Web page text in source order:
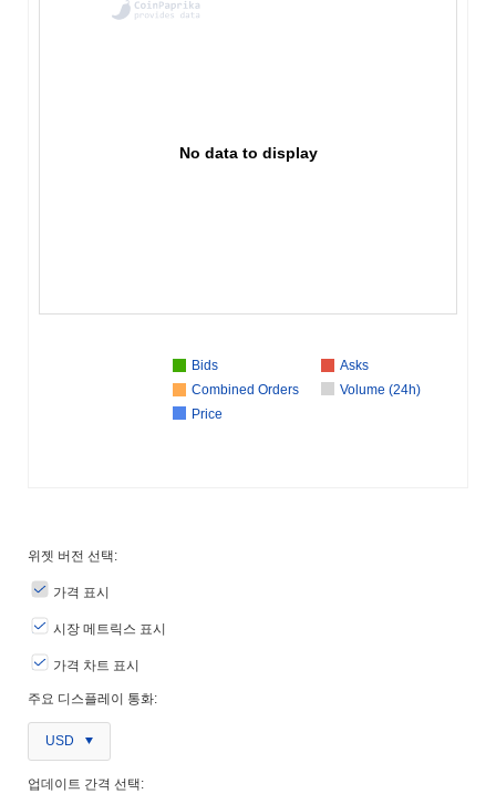
No data to display
Bids
Asks
Combined Orders
Volume (24h)
Price
위젯 버전 선택:
가격 표시
시장 메트릭스 표시
가격 차트 표시
주요 디스플레이 통화:
USD
업데이트 간격 선택: